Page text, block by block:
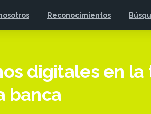
Reconocimientos
digitales en
banca